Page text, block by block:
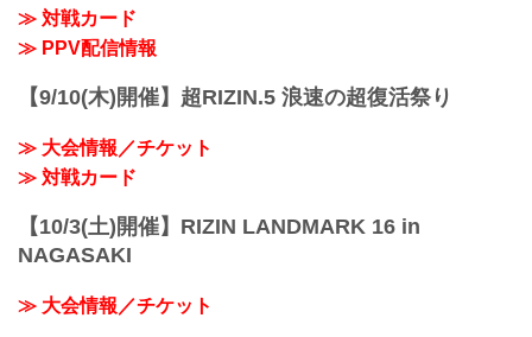
ポートメッセなごや 第1展示館
≫ 対戦カード
≫ PPV配信情報
【9/10(木)開催】超RIZIN.5 浪速の超復活祭り
≫ 大会情報／チケット
≫ 対戦カード
【10/3(土)開催】RIZIN LANDMARK 16 in
NAGASAKI
≫ 大会情報／チケット